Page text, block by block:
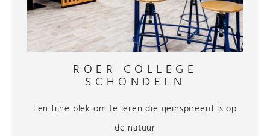
ROER COLLEGE
SCHÖNDELN
Een fijne plek om te leren die geïnspireerd is op
de natuur